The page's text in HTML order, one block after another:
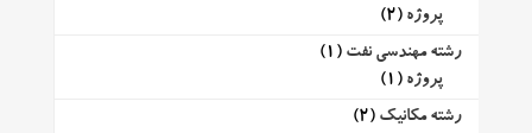
پروژه (2)
رشته مهندسی نفت (1)
پروژه (1)
رشته مکانیک (2)